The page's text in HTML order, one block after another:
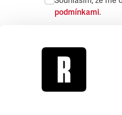
podmínkami.